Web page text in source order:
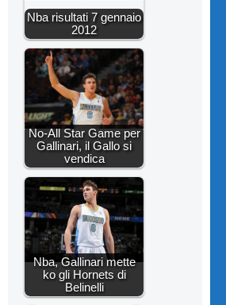
Nba risultati 7 gennaio
2012
No-All Star Game per
Gallinari, il Gallo si
vendica
Nba, Gallinari mette
ko gli Hornets di
Belinelli